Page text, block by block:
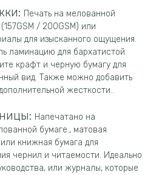
Печать на мелованной
/ 200GSM) или
для изысканного ощущения.
ламинацию для бархатистой
крафт и черную бумагу для
вид. Также можно добавить
жесткости..
Напечатано на
бумаге., матовая
книжная бумага для
чернил и читаемости. Идеально
или журналы, которые